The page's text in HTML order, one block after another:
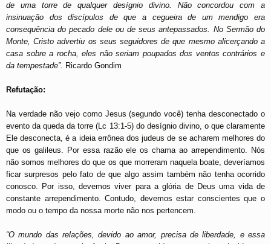
de uma torre de qualquer desígnio divino. Não concordou com a
insinuação dos discípulos de que a cegueira de um mendigo era
consequência do pecado dele ou de seus antepassados. No Sermão do
Monte, Cristo advertiu os seus seguidores de que mesmo alicerçando a
casa sobre a rocha, eles não seriam poupados dos ventos contrários e
da tempestade”. Ricardo Gondim
Refutação:
Na verdade não vejo como Jesus (segundo você) tenha desconectado o
evento da queda da torre (Lc 13:1-5) do desígnio divino, o que claramente
Ele desconecta, é a ideia errônea dos judeus de se acharem melhores do
que os galileus. Por essa razão ele os chama ao arrependimento. Nós
não somos melhores do que os que morreram naquela boate, deveríamos
ficar surpresos pelo fato de que algo assim também não tenha ocorrido
conosco. Por isso, devemos viver para a glória de Deus uma vida de
constante arrependimento. Contudo, devemos estar conscientes que o
modo ou o tempo da nossa morte não nos pertencem.
“O mundo das relações, devido ao amor, precisa de liberdade, e essa